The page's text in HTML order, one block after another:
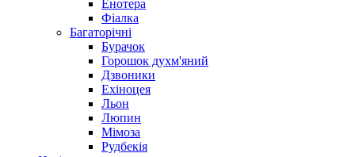
Енотера
Фіалка
Багаторічні
Бурачок
Горошок духм'яний
Дзвоники
Ехіноцея
Льон
Люпин
Мімоза
Рудбекія